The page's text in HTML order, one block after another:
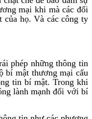
mại khi mà các đối
của họ. Và các công ty
phép những thông tin
bí mật thương mại cấu
tin bí mật. Trong khi
lành mạnh đối với bí